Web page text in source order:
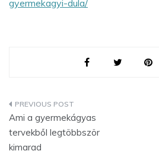
gyermekagyi-dula/
Bejegyzés
navigáció
Ami a gyermekágyas
tervekből legtöbbször
kimarad